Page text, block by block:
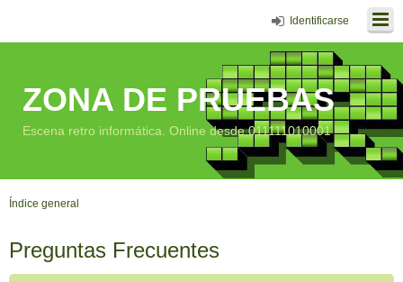
Identificarse
ZONA DE PRUEBAS
Escena retro informática. Online desde 011111010001
Índice general
Preguntas Frecuentes